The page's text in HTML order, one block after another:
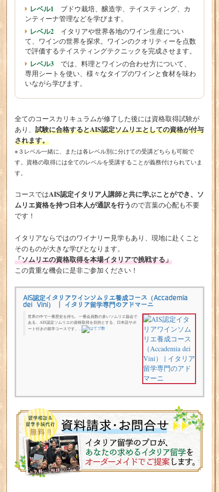
レベル1 ブドウ栽培、醸造学、テイスティング、カ
ンティーナ管理などを学びます。
レベル2 イタリアや世界各地のワイン生産につい
て、ワインの世界を探求。ワインのクオリティーを点数
で評価するテイスティングテクニックを完成させます。
レベル3 では、料理とワインの合わせ方について、
専用シートを使い、様々なタイプのワインと食材を味わ
いながら学びます。
全てのコースカリキュラムが修了した後には資格取得試験が
あり、 試験に合格するとAIS認定ソムリエとしての資格が付与
されます。
※３レベル一緒に、または各レベル別に分けての受講どちらも可能で
す。資格の取得には全てのレベルを受講することが義務付けられていま
す。
コースではAIS認定イタリア人講師と共に学ぶことができ、ソ
ムリエ資格を持つ日本人が通訳を行うので言葉の心配も不要
です！
イタリアならではのワイナリー見学もあり、現地に赴くこと
そのものが大きな学びとなります。
「ソムリエの資格取得を本場イタリアで挑戦する」
この貴重な機会に是非ご参加ください！
AIS認定イタリアワインソムリエ養成コース（Accademia
dei Vini） | イタリア留学専門のアドマーニ
世界の中で一番歴史を持ち、一番会員数の多いソムリエ協会で
ある、AIS認定ソムリエの資格取得を目的とする、日本語サポ
ート付きの留学コースです。...